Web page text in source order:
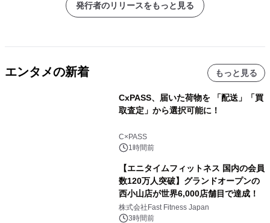
発行者のリリースをもっと見る
エンタメの新着 もっと見る
CxPASS、届いた荷物を 「配送」「買
取査定」から選択可能に！
C×PASS
1時間前
【エニタイムフィットネス 国内の会員
数120万人突破】グランドオープンの
西小山店が世界6,000店舗目で達成！
株式会社Fast Fitness Japan
3時間前